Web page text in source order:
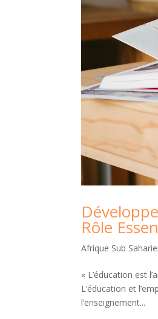
Rôle
Afrique Sub
« L’éducation est
L’éducation et
l’enseignement...